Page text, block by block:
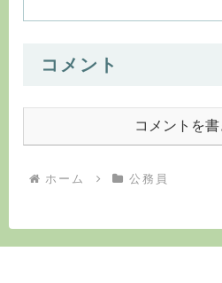
コメント
コメントを
ホーム 公務員